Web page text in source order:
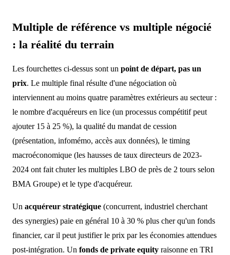
Multiple de référence vs multiple négocié
: la réalité du terrain
Les fourchettes ci-dessus sont un point de départ, pas un
prix. Le multiple final résulte d'une négociation où
interviennent au moins quatre paramètres extérieurs au secteur :
le nombre d'acquéreurs en lice (un processus compétitif peut
ajouter 15 à 25 %), la qualité du mandat de cession
(présentation, infomémo, accès aux données), le timing
macroéconomique (les hausses de taux directeurs de 2023-
2024 ont fait chuter les multiples LBO de près de 2 tours selon
BMA Groupe) et le type d'acquéreur.
Un acquéreur stratégique (concurrent, industriel cherchant
des synergies) paie en général 10 à 30 % plus cher qu'un fonds
financier, car il peut justifier le prix par les économies attendues
post-intégration. Un fonds de private equity raisonne en TRI